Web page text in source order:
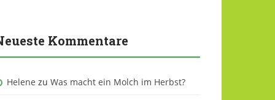
Kommentare
Helene zu Was macht ein Molch im Herbst?